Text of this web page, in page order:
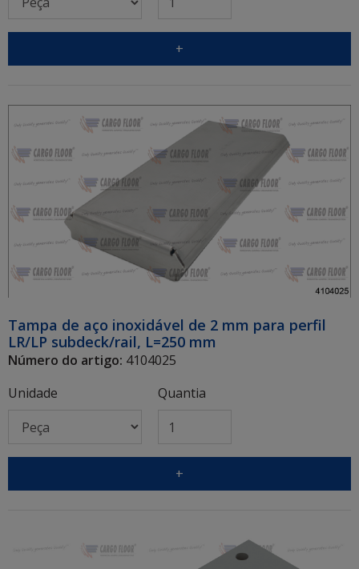
+
Tampa de aço inoxidável de 2 mm para perfil
LR/LP subdeck/rail, L=250 mm
Número do artigo: 4104025
Unidade
Quantia
+